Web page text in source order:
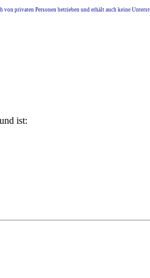
privaten Personen betrieben und erhält auch keine
ist: